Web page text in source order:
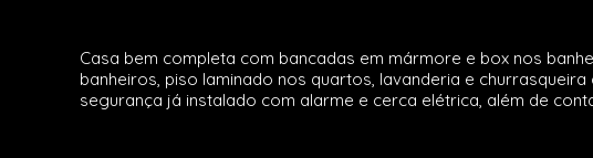
Casa bem completa com bancadas em mármore e box nos
banheiros, piso laminado nos quartos, lavanderia e
segurança já instalado com alarme e cerca elétrica, além de